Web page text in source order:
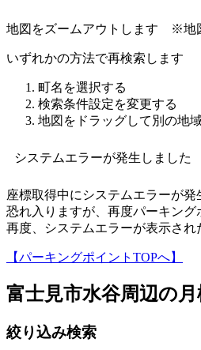
地図をズームアウトします ※地
いずれかの方法で再検索します
町名を選択する
検索条件設定を変更する
地図をドラッグして別の地
システムエラーが発生しました
座標取得中にシステムエラーが発
恐れ入りますが、再度パーキン
再度、システムエラーが表示さ
【パーキングポイントTOPへ】
富士見市水谷周辺の
絞り込み検索